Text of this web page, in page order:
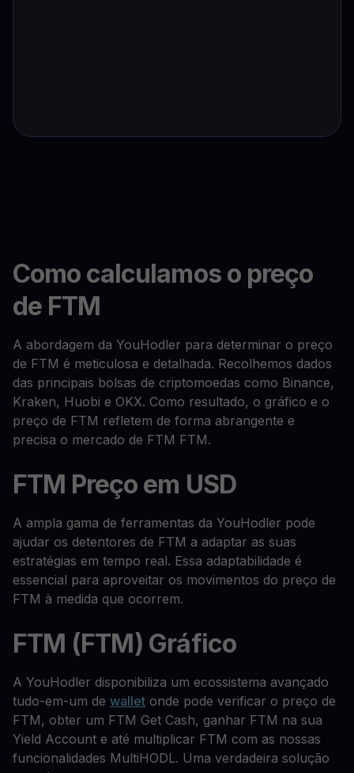
Como calculamos o preço
de FTM
A abordagem da YouHodler para determinar o preço
de FTM é meticulosa e detalhada. Recolhemos dados
das principais bolsas de criptomoedas como Binance,
Kraken, Huobi e OKX. Como resultado, o gráfico e o
preço de FTM refletem de forma abrangente e
precisa o mercado de FTM FTM.
FTM Preço em USD
A ampla gama de ferramentas da YouHodler pode
ajudar os detentores de FTM a adaptar as suas
estratégias em tempo real. Essa adaptabilidade é
essencial para aproveitar os movimentos do preço de
FTM à medida que ocorrem.
FTM (FTM) Gráfico
A YouHodler disponibiliza um ecossistema avançado
tudo-em-um de wallet onde pode verificar o preço de
FTM, obter um FTM Get Cash, ganhar FTM na sua
Yield Account e até multiplicar FTM com as nossas
funcionalidades MultiHODL. Uma verdadeira solução